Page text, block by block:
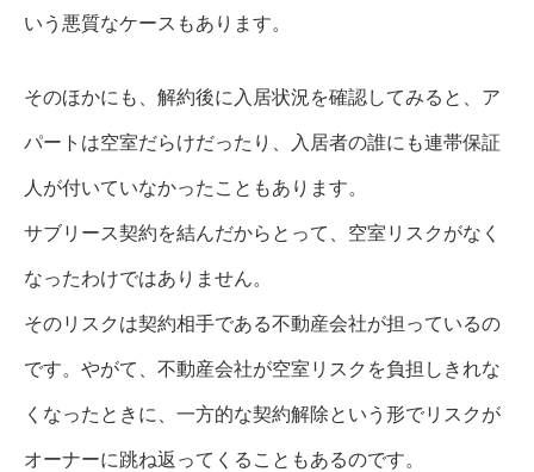
いう悪質なケースもあります。
そのほかにも、解約後に入居状況を確認してみると、ア
パートは空室だらけだったり、入居者の誰にも連帯保証
人が付いていなかったこともあります。
サブリース契約を結んだからとって、空室リスクがなく
なったわけではありません。
そのリスクは契約相手である不動産会社が担っているの
です。やがて、不動産会社が空室リスクを負担しきれな
くなったときに、一方的な契約解除という形でリスクが
オーナーに跳ね返ってくることもあるのです。